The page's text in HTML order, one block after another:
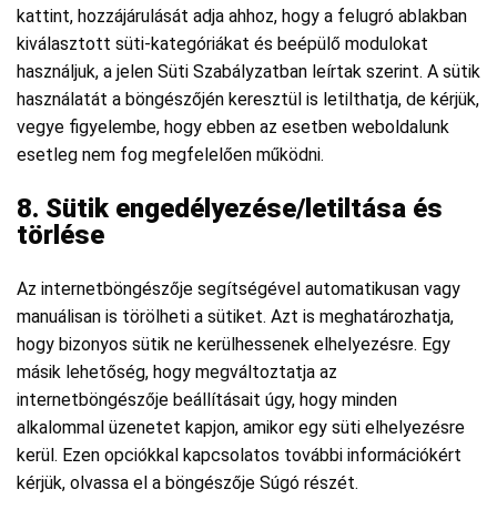
kattint, hozzájárulását adja ahhoz, hogy a felugró ablakban
kiválasztott süti-kategóriákat és beépülő modulokat
használjuk, a jelen Süti Szabályzatban leírtak szerint. A sütik
használatát a böngészőjén keresztül is letilthatja, de kérjük,
vegye figyelembe, hogy ebben az esetben weboldalunk
esetleg nem fog megfelelően működni.
8. Sütik engedélyezése/letiltása és
törlése
Az internetböngészője segítségével automatikusan vagy
manuálisan is törölheti a sütiket. Azt is meghatározhatja,
hogy bizonyos sütik ne kerülhessenek elhelyezésre. Egy
másik lehetőség, hogy megváltoztatja az
internetböngészője beállításait úgy, hogy minden
alkalommal üzenetet kapjon, amikor egy süti elhelyezésre
kerül. Ezen opciókkal kapcsolatos további információkért
kérjük, olvassa el a böngészője Súgó részét.